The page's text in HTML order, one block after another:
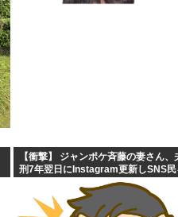
【衝撃】 ジャンポケ斉藤の妻さん、
刑7年翌日にInstagram更新しSNS民